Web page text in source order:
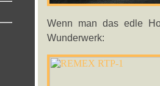
Wenn man das edle
Wunderwerk: